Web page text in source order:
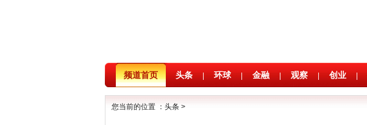
频道首页 头条 环球 金融 观察 创业
您当前的位置 ： 头条 >